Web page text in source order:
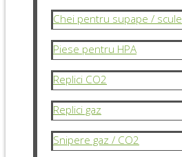
Chei pentru supape / scule
Piese pentru HPA
Replici CO2
Replici gaz
Snipere gaz / CO2